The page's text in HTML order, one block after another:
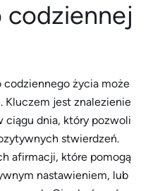
codziennej
codziennego życia może
Kluczem jest znalezienie
dnia, który pozwoli
stwierdzeń.
afirmacji, które pomogą
nastawieniem, lub